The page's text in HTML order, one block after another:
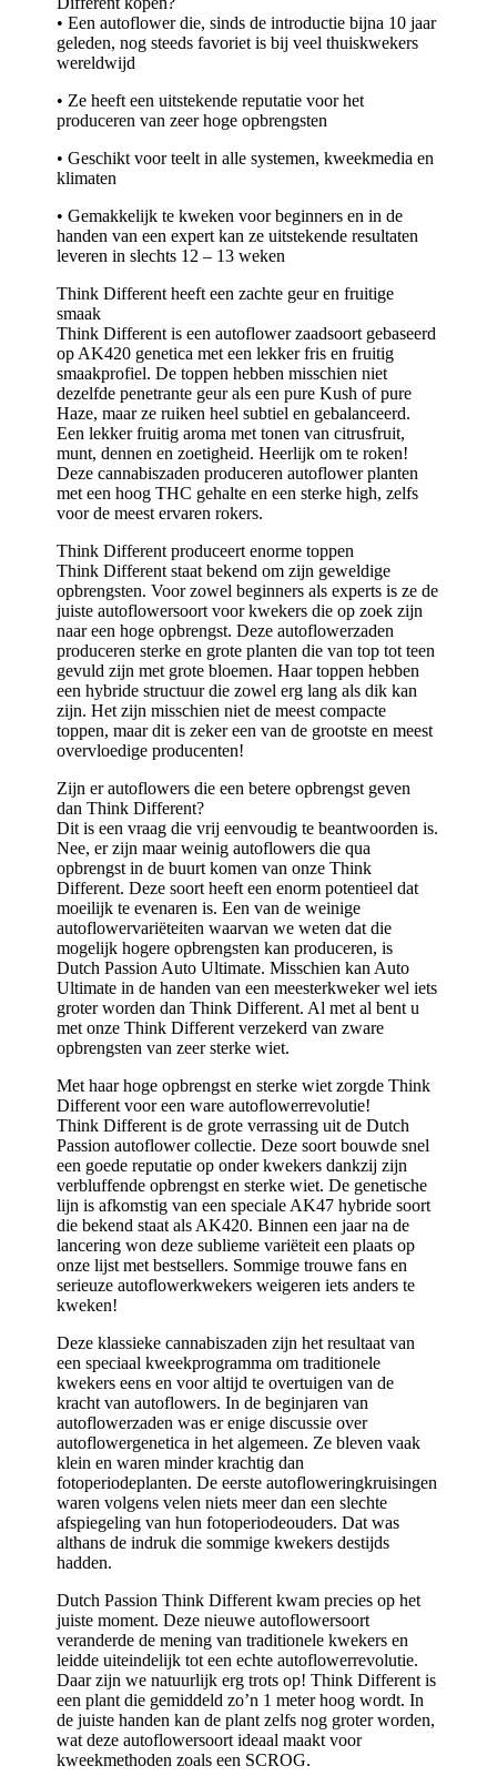
• Een autoflower die, sinds de introductie bijna 10 jaar
geleden, nog steeds favoriet is bij veel thuiskwekers
wereldwijd
• Ze heeft een uitstekende reputatie voor het
produceren van zeer hoge opbrengsten
• Geschikt voor teelt in alle systemen, kweekmedia en
klimaten
• Gemakkelijk te kweken voor beginners en in de
handen van een expert kan ze uitstekende resultaten
leveren in slechts 12 – 13 weken
Think Different heeft een zachte geur en fruitige
smaak
Think Different is een autoflower zaadsoort gebaseerd
op AK420 genetica met een lekker fris en fruitig
smaakprofiel. De toppen hebben misschien niet
dezelfde penetrante geur als een pure Kush of pure
Haze, maar ze ruiken heel subtiel en gebalanceerd.
Een lekker fruitig aroma met tonen van citrusfruit,
munt, dennen en zoetigheid. Heerlijk om te roken!
Deze cannabiszaden produceren autoflower planten
met een hoog THC gehalte en een sterke high, zelfs
voor de meest ervaren rokers.
Think Different produceert enorme toppen
Think Different staat bekend om zijn geweldige
opbrengsten. Voor zowel beginners als experts is ze de
juiste autoflowersoort voor kwekers die op zoek zijn
naar een hoge opbrengst. Deze autoflowerzaden
produceren sterke en grote planten die van top tot teen
gevuld zijn met grote bloemen. Haar toppen hebben
een hybride structuur die zowel erg lang als dik kan
zijn. Het zijn misschien niet de meest compacte
toppen, maar dit is zeker een van de grootste en meest
overvloedige producenten!
Zijn er autoflowers die een betere opbrengst geven
dan Think Different?
Dit is een vraag die vrij eenvoudig te beantwoorden is.
Nee, er zijn maar weinig autoflowers die qua
opbrengst in de buurt komen van onze Think
Different. Deze soort heeft een enorm potentieel dat
moeilijk te evenaren is. Een van de weinige
autoflowervariëteiten waarvan we weten dat die
mogelijk hogere opbrengsten kan produceren, is
Dutch Passion Auto Ultimate. Misschien kan Auto
Ultimate in de handen van een meesterkweker wel iets
groter worden dan Think Different. Al met al bent u
met onze Think Different verzekerd van zware
opbrengsten van zeer sterke wiet.
Met haar hoge opbrengst en sterke wiet zorgde Think
Different voor een ware autoflowerrevolutie!
Think Different is de grote verrassing uit de Dutch
Passion autoflower collectie. Deze soort bouwde snel
een goede reputatie op onder kwekers dankzij zijn
verbluffende opbrengst en sterke wiet. De genetische
lijn is afkomstig van een speciale AK47 hybride soort
die bekend staat als AK420. Binnen een jaar na de
lancering won deze sublieme variëteit een plaats op
onze lijst met bestsellers. Sommige trouwe fans en
serieuze autoflowerkwekers weigeren iets anders te
kweken!
Deze klassieke cannabiszaden zijn het resultaat van
een speciaal kweekprogramma om traditionele
kwekers eens en voor altijd te overtuigen van de
kracht van autoflowers. In de beginjaren van
autoflowerzaden was er enige discussie over
autoflowergenetica in het algemeen. Ze bleven vaak
klein en waren minder krachtig dan
fotoperiodeplanten. De eerste autofloweringkruisingen
waren volgens velen niets meer dan een slechte
afspiegeling van hun fotoperiodeouders. Dat was
althans de indruk die sommige kwekers destijds
hadden.
Dutch Passion Think Different kwam precies op het
juiste moment. Deze nieuwe autoflowersoort
veranderde de mening van traditionele kwekers en
leidde uiteindelijk tot een echte autoflowerrevolutie.
Daar zijn we natuurlijk erg trots op! Think Different is
een plant die gemiddeld zo’n 1 meter hoog wordt. In
de juiste handen kan de plant zelfs nog groter worden,
wat deze autoflowersoort ideaal maakt voor
kweekmethoden zoals een SCROG.